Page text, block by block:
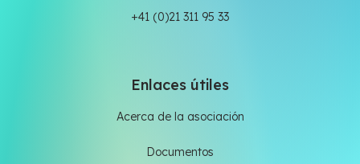
+41 (0)21 311 95 33
Enlaces útiles
Acerca de la asociación
Documentos